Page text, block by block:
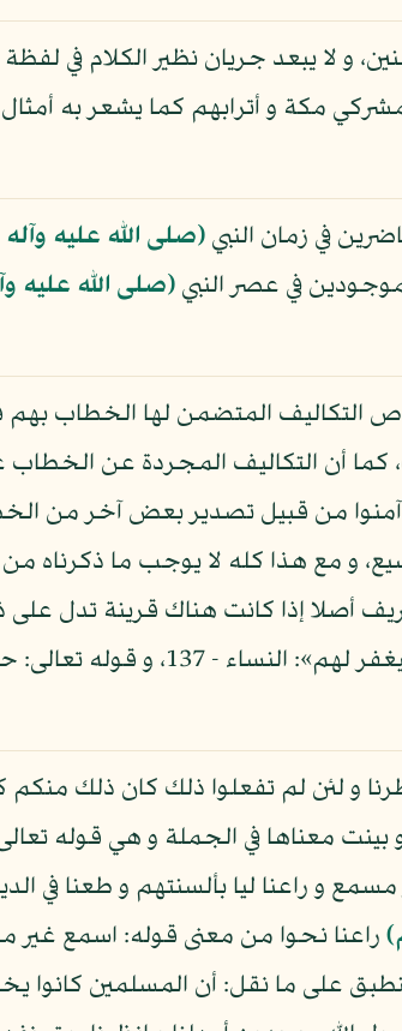
لا يبعد جريان نظير الكلام في لفظة
مكة و أترابهم كما يشعر به أمثال
في زمان النبي (صلى الله عليه
في عصر النبي (صلى الله عليه
المتضمن لها الخطاب بهم
أن التكاليف المجردة عن
من قبيل تصدير بعض آخر من
وسيع، و مع هذا كله لا يوجب ما ذكرناه
أصلا إذا كانت هناك قرينة تدل على
«إن الذين آمنوا ثم كفروا ثم آمنوا ثم كفروا ثم ازدادوا كفرا
و لئن لم تفعلوا ذلك كان ذلك منكم
معناها في الجملة و هي قوله
راعنا نحوا من معنى قوله: اسمع غير
على ما نقل: أن المسلمين كانوا